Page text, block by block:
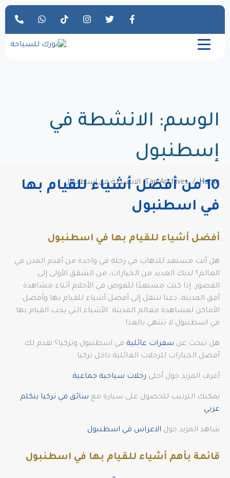
الوسم: الانشطة في
إسطنبول
Home Tag Archives: الانشطة في إسطنبول
10 من أفضل أشياء للقيام بها
في اسطنبول
أفضل أشياء للقيام بها في اسطنبول
هل أنت مستعد للذهاب في رحلة في واحدة من أقدم المدن في
العالم؟ لديك العديد من الخيارات، من الشقق الأولى إلى
القصور. إذا كنت مستعدًا للغوص في الأحلام أثناء مشاهدة
أفق المدينة، دعنا ننتقل إلى أفضل أشياء للقيام بها وأفضل
الأماكن لمشاهدة معالم المدينة. الأشياء التي يجب القيام بها
في اسطنبول لا تنتهي بالعد!
هل تبحث عن سفرات عائلية في اسطنبول وتركيا؟ نقدم لك
أفضل الخيارات للرحلات العائلية داخل تركيا
أعرف المزيد حول أحلى رحلات سياحية جماعية
يمكنك الترتيب للحصول على سيارة مع سائق في تركيا يتكلم
عربي
شاهد المزيد حول الاعراس في اسطنبول
قائمة بأهم أشياء للقيام بها في اسطنبول